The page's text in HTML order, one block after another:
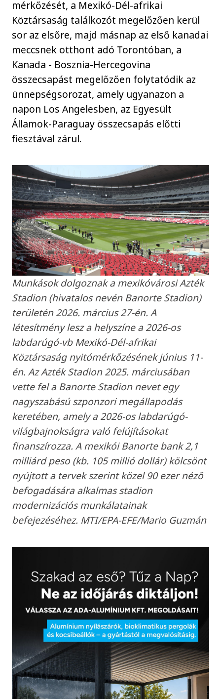
mérkőzését, a Mexikó-Dél-afrikai
Köztársaság találkozót megelőzően kerül
sor az elsőre, majd másnap az első kanadai
meccsnek otthont adó Torontóban, a
Kanada - Bosznia-Hercegovina
összecsapást megelőzően folytatódik az
ünnepségsorozat, amely ugyanazon a
napon Los Angelesben, az Egyesült
Államok-Paraguay összecsapás előtti
fiesztával zárul.
Munkások dolgoznak a mexikóvárosi Azték
Stadion (hivatalos nevén Banorte Stadion)
területén 2026. március 27-én. A
létesítmény lesz a helyszíne a 2026-os
labdarúgó-vb Mexikó-Dél-afrikai
Köztársaság nyitómérkőzésének június 11-
én. Az Azték Stadion 2025. márciusában
vette fel a Banorte Stadion nevet egy
nagyszabású szponzori megállapodás
keretében, amely a 2026-os labdarúgó-
világbajnokságra való felújításokat
finanszírozza. A mexikói Banorte bank 2,1
milliárd peso (kb. 105 millió dollár) kölcsönt
nyújtott a tervek szerint közel 90 ezer néző
befogadására alkalmas stadion
modernizációs munkálatainak
befejezéséhez. MTI/EPA-EFE/Mario Guzmán